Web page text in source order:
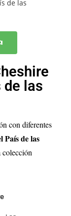
de las
con diferentes
País de las
colección